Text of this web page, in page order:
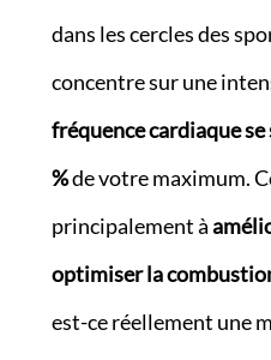
dans les cercles des
concentre sur une
fréquence cardiaque
%de votre maximum.
principalement à
optimiser la
est-ce réellement une